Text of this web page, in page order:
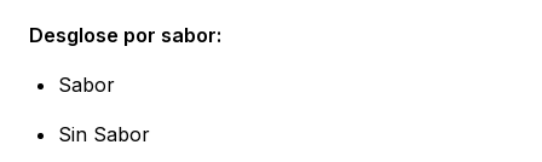
Desglose por sabor:
Sabor
Sin Sabor